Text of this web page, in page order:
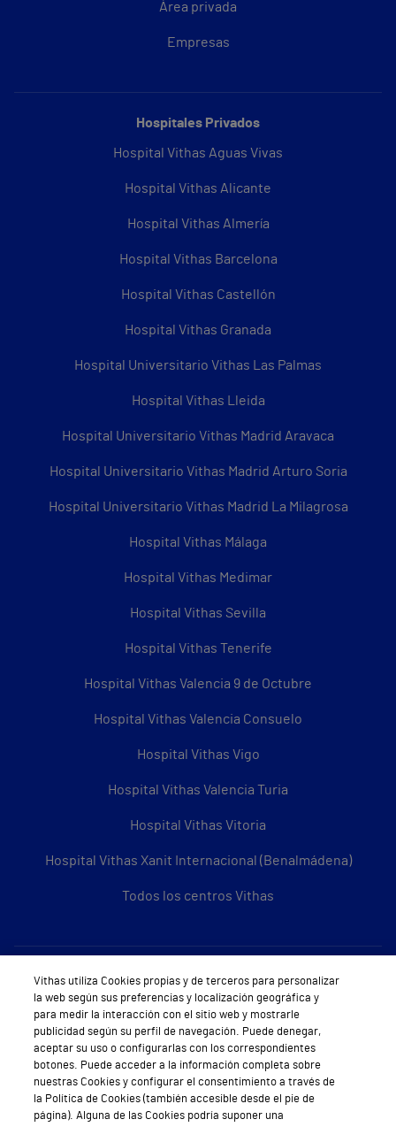
Área privada
Empresas
Hospitales Privados
Hospital Vithas Aguas Vivas
Hospital Vithas Alicante
Hospital Vithas Almería
Hospital Vithas Barcelona
Hospital Vithas Castellón
Hospital Vithas Granada
Hospital Universitario Vithas Las Palmas
Hospital Vithas Lleida
Hospital Universitario Vithas Madrid Aravaca
Hospital Universitario Vithas Madrid Arturo Soria
Hospital Universitario Vithas Madrid La Milagrosa
Hospital Vithas Málaga
Hospital Vithas Medimar
Hospital Vithas Sevilla
Hospital Vithas Tenerife
Hospital Vithas Valencia 9 de Octubre
Hospital Vithas Valencia Consuelo
Hospital Vithas Vigo
Hospital Vithas Valencia Turia
Hospital Vithas Vitoria
Hospital Vithas Xanit Internacional (Benalmádena)
Todos los centros Vithas
Sobre Vithas
Quiénes somos
Trabajar en Vithas
Teléfono Cita Médica
Teléfono Atención al Cliente
Vithas utiliza Cookies propias y de terceros para personalizar
la web según sus preferencias y localización geográfica y
para medir la interacción con el sitio web y mostrarle
publicidad según su perfil de navegación. Puede denegar,
aceptar su uso o configurarlas con los correspondientes
botones. Puede acceder a la información completa sobre
nuestras Cookies y configurar el consentimiento a través de
la Política de Cookies (también accesible desde el pie de
página). Alguna de las Cookies podría suponer una